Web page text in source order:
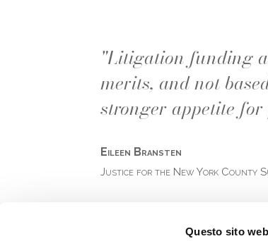
Questo sito
"Litigation funding
merits, and not
stronger appetite
Eileen Bransten
Justice for the New York County